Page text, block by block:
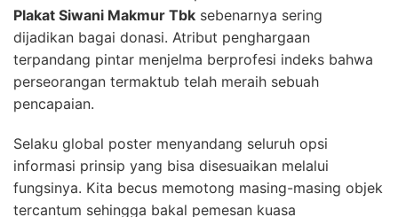
Plakat Siwani Makmur Tbk sebenarnya sering
dijadikan bagai donasi. Atribut penghargaan
terpandang pintar menjelma berprofesi indeks bahwa
perseorangan termaktub telah meraih sebuah
pencapaian.
Selaku global poster menyandang seluruh opsi
informasi prinsip yang bisa disesuaikan melalui
fungsinya. Kita becus memotong masing-masing objek
tercantum sehingga bakal pemesan kuasa